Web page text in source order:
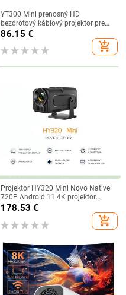
YT300 Mini prenosný HD
bezdrôtový káblový projektor pre
mobilný telefón s rovnakou
obrazovkou, WiFi LED svetlo,
domáce kino, prehrávač médií a
86.15 €
add_shopping_cart
Projektor HY320 Mini Novo Native
720P Android 11 4K projektor
300ANSI Wifi6 BT5.0 Cinema
Vonkajší prenosný 180° otočný
projektor
178.53 €
add_shopping_cart